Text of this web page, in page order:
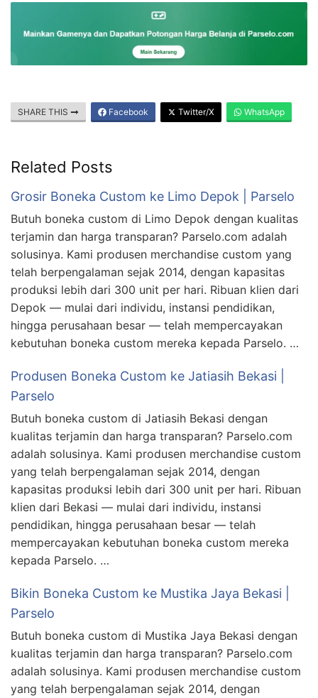
SHARE THIS Facebook Twitter/X WhatsApp
Related Posts
Grosir Boneka Custom ke Limo Depok | Parselo
Butuh boneka custom di Limo Depok dengan kualitas
terjamin dan harga transparan? Parselo.com adalah
solusinya. Kami produsen merchandise custom yang
telah berpengalaman sejak 2014, dengan kapasitas
produksi lebih dari 300 unit per hari. Ribuan klien dari
Depok — mulai dari individu, instansi pendidikan,
hingga perusahaan besar — telah mempercayakan
kebutuhan boneka custom mereka kepada Parselo. …
Produsen Boneka Custom ke Jatiasih Bekasi |
Parselo
Butuh boneka custom di Jatiasih Bekasi dengan
kualitas terjamin dan harga transparan? Parselo.com
adalah solusinya. Kami produsen merchandise custom
yang telah berpengalaman sejak 2014, dengan
kapasitas produksi lebih dari 300 unit per hari. Ribuan
klien dari Bekasi — mulai dari individu, instansi
pendidikan, hingga perusahaan besar — telah
mempercayakan kebutuhan boneka custom mereka
kepada Parselo. …
Bikin Boneka Custom ke Mustika Jaya Bekasi |
Parselo
Butuh boneka custom di Mustika Jaya Bekasi dengan
kualitas terjamin dan harga transparan? Parselo.com
adalah solusinya. Kami produsen merchandise custom
yang telah berpengalaman sejak 2014, dengan